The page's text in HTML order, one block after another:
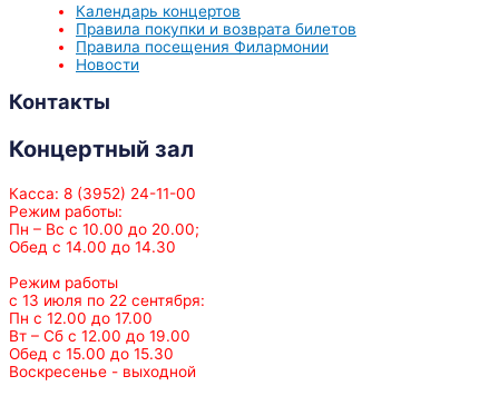
Календарь концертов
Правила покупки и возврата билетов
Правила посещения Филармонии
Новости
Контакты
Концертный зал
Касса: 8 (3952) 24-11-00
Режим работы:
Пн – Вс с 10.00 до 20.00;
Обед с 14.00 до 14.30
Режим работы
с 13 июля по 22 сентября:
Пн с 12.00 до 17.00
Вт – Сб с 12.00 до 19.00
Обед с 15.00 до 15.30
Воскресенье - выходной